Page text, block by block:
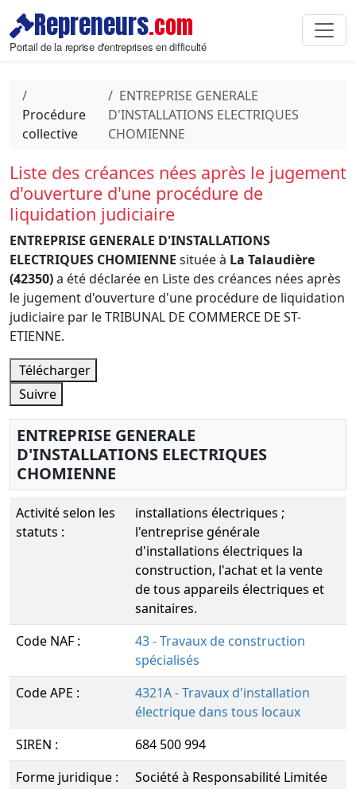
Repreneurs.com
Portail de la reprise d'entreprises en difficulté
Procédure
collective
ENTREPRISE GENERALE
D'INSTALLATIONS ELECTRIQUES
CHOMIENNE
Liste des créances nées après le jugement
d'ouverture d'une procédure de
liquidation judiciaire
ENTREPRISE GENERALE D'INSTALLATIONS
ELECTRIQUES CHOMIENNE située à La Talaudière
(42350)a été déclarée en Liste des créances nées après
le jugement d'ouverture d'une procédure de liquidation
judiciaire par le TRIBUNAL DE COMMERCE DE ST-
ETIENNE.
Télécharger
Suivre
ENTREPRISE GENERALE
D'INSTALLATIONS ELECTRIQUES
CHOMIENNE
Activité selon les
statuts :
installations électriques ;
l'entreprise générale
d'installations électriques la
construction, l'achat et la vente
de tous appareils électriques et
sanitaires.
Code NAF :
43 - Travaux de construction
spécialisés
Code APE :
4321A - Travaux d'installation
électrique dans tous locaux
SIREN :
684 500 994
Forme juridique :
Société à Responsabilité Limitée